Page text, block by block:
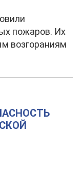
пожаров. Их
возгораниям